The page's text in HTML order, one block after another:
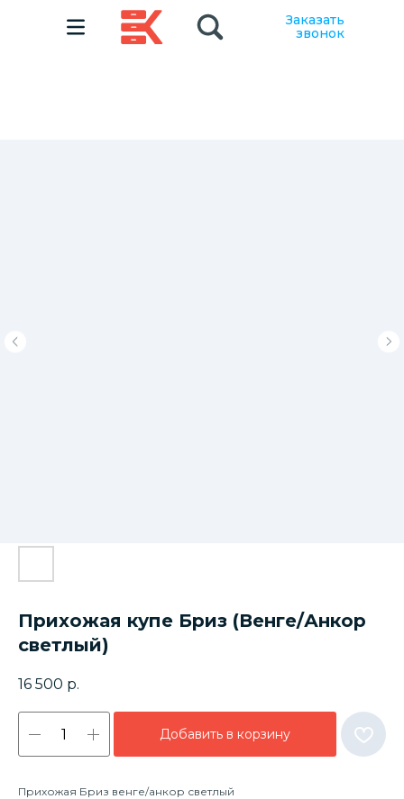
Заказать
звонок
Прихожая купе Бриз (Венге/Анкор
светлый)
16 500 р.
Добавить в корзину
Прихожая Бриз венге/анкор светлый